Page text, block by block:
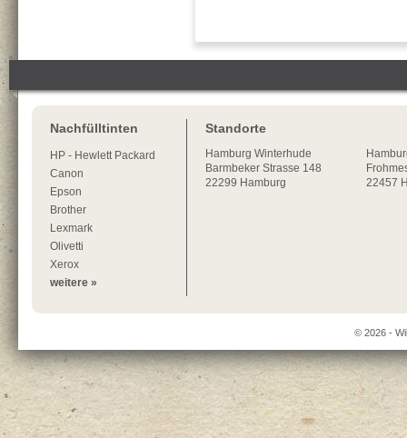
Nachfülltinten
HP - Hewlett Packard
Canon
Epson
Brother
Lexmark
Olivetti
Xerox
weitere »
Standorte
Hamburg Winterhude
Barmbeker Strasse 148
22299 Hamburg
22457
© 2026 -